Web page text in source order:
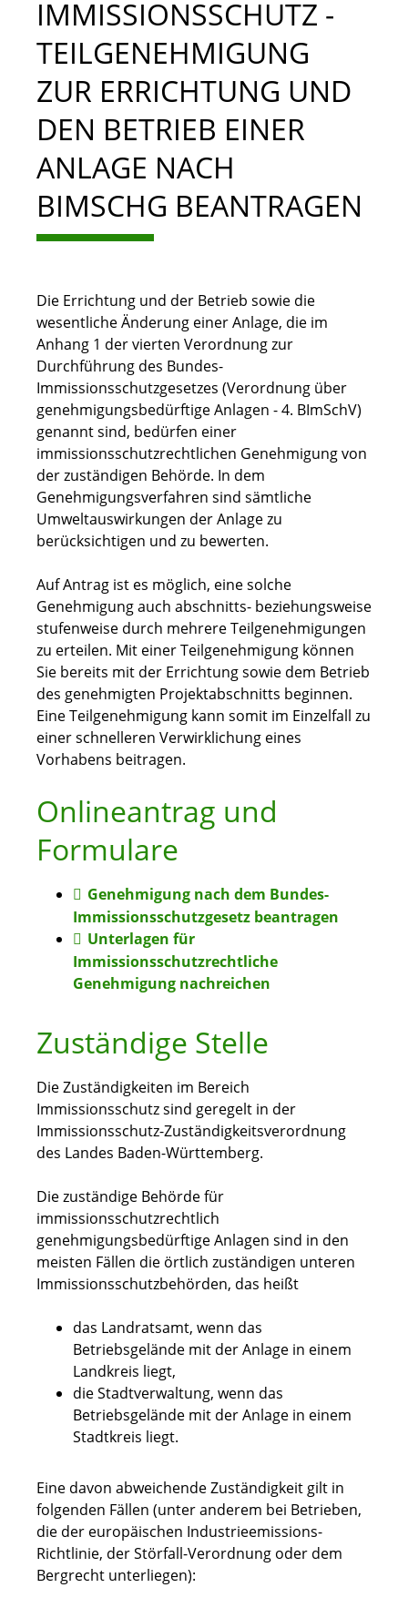
IMMISSIONSSCHUTZ -
TEILGENEHMIGUNG
ZUR ERRICHTUNG UND
DEN BETRIEB EINER
ANLAGE NACH
BIMSCHG BEANTRAGEN
Die Errichtung und der Betrieb sowie die
wesentliche Änderung einer Anlage, die im
Anhang 1 der vierten Verordnung zur
Durchführung des Bundes-
Immissionsschutzgesetzes (Verordnung über
genehmigungsbedürftige Anlagen - 4. BImSchV)
genannt sind, bedürfen einer
immissionsschutzrechtlichen Genehmigung von
der zuständigen Behörde. In dem
Genehmigungsverfahren sind sämtliche
Umweltauswirkungen der Anlage zu
berücksichtigen und zu bewerten.
Auf Antrag ist es möglich, eine solche
Genehmigung auch abschnitts- beziehungsweise
stufenweise durch mehrere Teilgenehmigungen
zu erteilen. Mit einer Teilgenehmigung können
Sie bereits mit der Errichtung sowie dem Betrieb
des genehmigten Projektabschnitts beginnen.
Eine Teilgenehmigung kann somit im Einzelfall zu
einer schnelleren Verwirklichung eines
Vorhabens beitragen.
Onlineantrag und
Formulare
Genehmigung nach dem Bundes-
Immissionsschutzgesetz beantragen
Unterlagen für
Immissionsschutzrechtliche
Genehmigung nachreichen
Zuständige Stelle
Die Zuständigkeiten im Bereich
Immissionsschutz sind geregelt in der
Immissionsschutz-Zuständigkeitsverordnung
des Landes Baden-Württemberg.
Die zuständige Behörde für
immissionsschutzrechtlich
genehmigungsbedürftige Anlagen sind in den
meisten Fällen die örtlich zuständigen unteren
Immissionsschutzbehörden, das heißt
das Landratsamt, wenn das
Betriebsgelände mit der Anlage in einem
Landkreis liegt,
die Stadtverwaltung, wenn das
Betriebsgelände mit der Anlage in einem
Stadtkreis liegt.
Eine davon abweichende Zuständigkeit gilt in
folgenden Fällen (unter anderem bei Betrieben,
die der europäischen Industrieemissions-
Richtlinie, der Störfall-Verordnung oder dem
Bergrecht unterliegen):